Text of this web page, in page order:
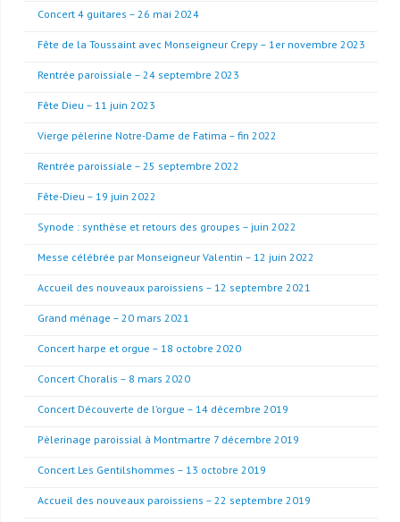
Concert 4 guitares – 26 mai 2024
Fête de la Toussaint avec Monseigneur Crepy – 1er novembre 2023
Rentrée paroissiale – 24 septembre 2023
Fête Dieu – 11 juin 2023
Vierge pèlerine Notre-Dame de Fatima – fin 2022
Rentrée paroissiale – 25 septembre 2022
Fête-Dieu – 19 juin 2022
Synode : synthèse et retours des groupes – juin 2022
Messe célébrée par Monseigneur Valentin – 12 juin 2022
Accueil des nouveaux paroissiens – 12 septembre 2021
Grand ménage – 20 mars 2021
Concert harpe et orgue – 18 octobre 2020
Concert Choralis – 8 mars 2020
Concert Découverte de l’orgue – 14 décembre 2019
Pèlerinage paroissial à Montmartre 7 décembre 2019
Concert Les Gentilshommes – 13 octobre 2019
Accueil des nouveaux paroissiens – 22 septembre 2019